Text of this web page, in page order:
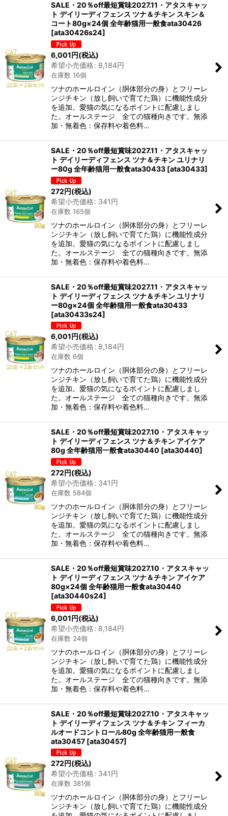
SALE・20％off最短賞味2027.11・アタスキャッ
ト デイリーディフェンス ツナ＆チキン スキン＆
コート80g×24個 全年齢猫用一般食ata30426
[ata30426s24]
6,001円(税込)
希望小売価格: 8,184円
在庫数 16個
ツナのホールロイン（胴体部分の身）とフリーレ
ンジチキン（放し飼いで育てた鶏）に機能性成分
を追加。愛猫の気になるポイントに配慮しまし
た。オールステージ 全ての猫種向きです。無添
加・無着色：保存料や着色料…
SALE・20％off最短賞味2027.11・アタスキャッ
ト デイリーディフェンス ツナ＆チキン ユリナリ
ー80g 全年齢猫用一般食ata30433 [ata30433]
272円(税込)
希望小売価格: 341円
在庫数 165個
ツナのホールロイン（胴体部分の身）とフリーレ
ンジチキン（放し飼いで育てた鶏）に機能性成分
を追加。愛猫の気になるポイントに配慮しまし
た。オールステージ 全ての猫種向きです。無添
加・無着色：保存料や着色料…
SALE・20％off最短賞味2027.11・アタスキャッ
ト デイリーディフェンス ツナ＆チキン ユリナリ
ー80g×24個 全年齢猫用一般食ata30433
[ata30433s24]
6,001円(税込)
希望小売価格: 8,184円
在庫数 6個
ツナのホールロイン（胴体部分の身）とフリーレ
ンジチキン（放し飼いで育てた鶏）に機能性成分
を追加。愛猫の気になるポイントに配慮しまし
た。オールステージ 全ての猫種向きです。無添
加・無着色：保存料や着色料…
SALE・20％off最短賞味2027.10・アタスキャッ
ト デイリーディフェンス ツナ＆チキン アイケア
80g 全年齢猫用一般食ata30440 [ata30440]
272円(税込)
希望小売価格: 341円
在庫数 584個
ツナのホールロイン（胴体部分の身）とフリーレ
ンジチキン（放し飼いで育てた鶏）に機能性成分
を追加。愛猫の気になるポイントに配慮しまし
た。オールステージ 全ての猫種向きです。無添
加・無着色：保存料や着色料…
SALE・20％off最短賞味2027.10・アタスキャッ
ト デイリーディフェンス ツナ＆チキン アイケア
80g×24個 全年齢猫用一般食ata30440
[ata30440s24]
6,001円(税込)
希望小売価格: 8,184円
在庫数 24個
ツナのホールロイン（胴体部分の身）とフリーレ
ンジチキン（放し飼いで育てた鶏）に機能性成分
を追加。愛猫の気になるポイントに配慮しまし
た。オールステージ 全ての猫種向きです。無添
加・無着色：保存料や着色料…
SALE・20％off最短賞味2027.10・アタスキャッ
ト デイリーディフェンス ツナ＆チキン フィーカ
ルオードコントロール80g 全年齢猫用一般食
ata30457 [ata30457]
272円(税込)
希望小売価格: 341円
在庫数 381個
ツナのホールロイン（胴体部分の身）とフリーレ
ンジチキン（放し飼いで育てた鶏）に機能性成分